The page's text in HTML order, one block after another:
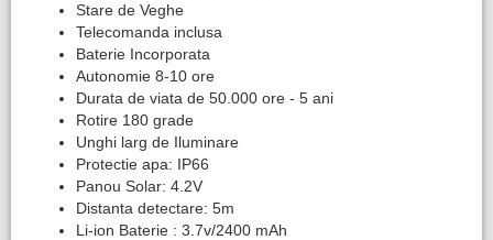
Stare de Veghe
Telecomanda inclusa
Baterie Incorporata
Autonomie 8-10 ore
Durata de viata de 50.000 ore - 5 ani
Rotire 180 grade
Unghi larg de Iluminare
Protectie apa: IP66
Panou Solar: 4.2V
Distanta detectare: 5m
Li-ion Baterie : 3.7v/2400 mAh